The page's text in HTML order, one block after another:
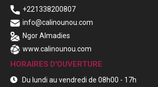
+221338200807
info@calinounou.com
Ngor Almadies
www.calinounou.com
HORAIRES D'OUVERTURE
Du lundi au vendredi de 08h00 - 17h